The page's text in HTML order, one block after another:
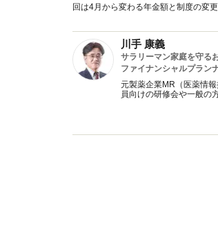
回は4月から変わる年金額と制度の変
川手 康義
サラリーマン家庭を守る
ファイナンシャルプラン
元製薬企業MR（医薬情
員向けの研修会や一般の